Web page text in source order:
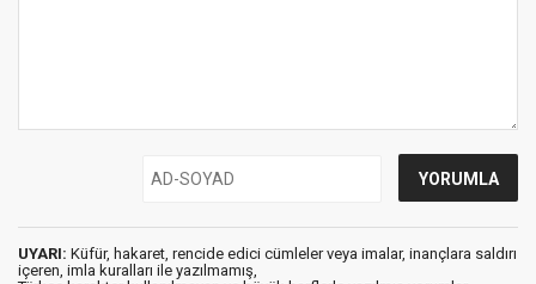
UYARI: Küfür, hakaret, rencide edici cümleler veya imalar, inançlara saldırı
içeren, imla kuralları ile yazılmamış,